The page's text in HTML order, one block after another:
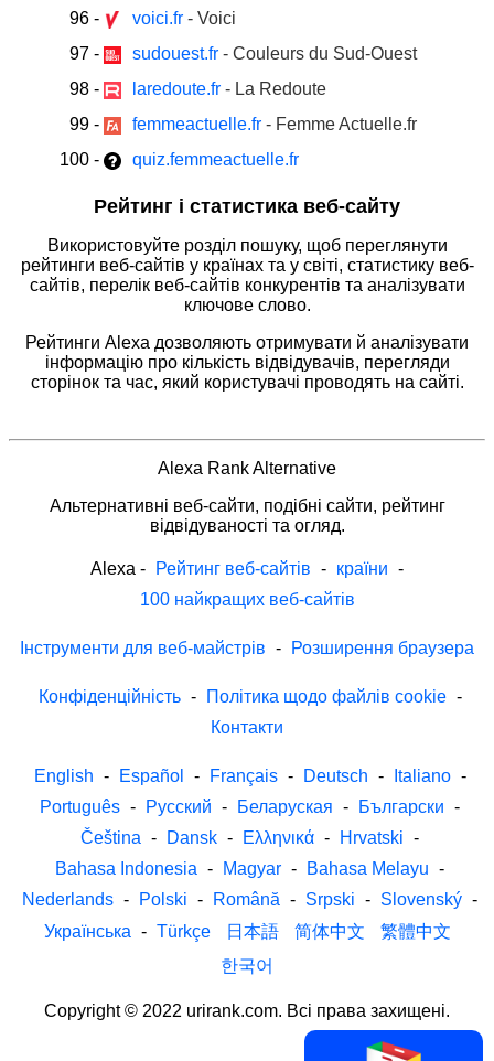
96 - voici.fr - Voici
97 - sudouest.fr - Couleurs du Sud-Ouest
98 - laredoute.fr - La Redoute
99 - femmeactuelle.fr - Femme Actuelle.fr
100 - quiz.femmeactuelle.fr
Рейтинг і статистика веб-сайту
Використовуйте розділ пошуку, щоб переглянути
рейтинги веб-сайтів у країнах та у світі, статистику веб-
сайтів, перелік веб-сайтів конкурентів та аналізувати
ключове слово.
Рейтинги Alexa дозволяють отримувати й аналізувати
інформацію про кількість відвідувачів, перегляди
сторінок та час, який користувачі проводять на сайті.
Alexa Rank Alternative
Альтернативні веб-сайти, подібні сайти, рейтинг
відвідуваності та огляд.
Alexa - Рейтинг веб-сайтів - країни -
100 найкращих веб-сайтів
Інструменти для веб-майстрів - Розширення браузера
Конфіденційність - Політика щодо файлів cookie -
Контакти
English - Español - Français - Deutsch - Italiano -
Português - Русский - Беларуская - Български -
Čeština - Dansk - Ελληνικά - Hrvatski -
Bahasa Indonesia - Magyar - Bahasa Melayu -
Nederlands - Polski - Română - Srpski - Slovenský -
Українська - Türkçe 日本語 简体中文
繁體中文
한국어
Copyright © 2022 urirank.com. Всі права захищені.